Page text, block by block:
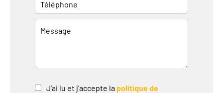
J’ai lu et j'accepte la politique de